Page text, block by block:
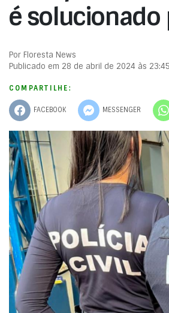
é solucionado
Por Floresta News
Publicado em 28 de abril de 2024 às
COMPARTILHE:
FACEBOOK MESSENGER